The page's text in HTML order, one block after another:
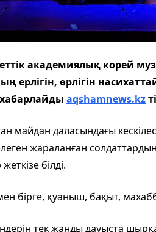
академиялық корей
өрлігін
aqshamnews.kz
майдан даласындағы
жараланған
білді.
бірге, қуаныш, бақыт,
тек жанды дауыста